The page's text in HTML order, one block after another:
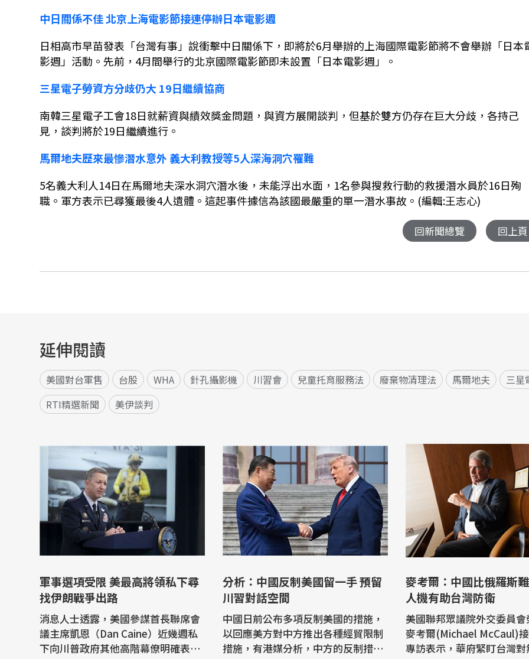
中日關係不佳北京上海電影節接連停辦日本電影週
日相高市早苗發表「台灣有事」說衝擊中日關係下，即將於6月舉辦的上海國際電影節將不會舉辦「日本
影週」活動。先前， 4月間舉行的北京國際電影節即未設置「日本電影週」。
三星電子勞資方分歧仍大19日繼續協商
南韓三星電子工會18日就薪資與績效獎金問題，與資方展開談判，但基於雙方仍存在巨大分歧，各持己
見，談判將於19日繼續進行。
馬爾地夫歷來最慘潛水意外 義大利教授等5人深海洞穴罹難
5名義大利人14日在馬爾地夫深水洞穴潛水後，未能浮出水面， 1名參與搜救行動的救援潛水員於16日殉
職。軍方表示已尋獲最後4人遺體。 這起事件據信為該國最嚴重的單一潛水事故。(編輯:王志心)
回新聞總覽 回上頁
延伸閱讀
美國對台軍售 台股 WHA 針孔攝影機 川習會 兒童托育服務法 廢棄物清理法 馬爾地夫 三星
RTI精選新聞
美伊談判
軍事選項受限 美最高將領私下尋
找伊朗戰爭出路
消息人士透露，美國參謀首長聯席會
議主席凱恩（Dan Caine）近幾週私
下向川普政府其他高階幕僚明確表
分析：中國反制美國留一手 預留
川習對話空間
中國日前公布多項反制美國的措施，
以回應美方對中方推出各種經貿限制
措施，有港媒分析，中方的反制措施
麥考爾：中國比俄羅斯
人機有助台灣防衛
美國聯邦眾議院外交委員
麥考爾(Michael McCaul)
專訪表示，華府緊盯台灣對